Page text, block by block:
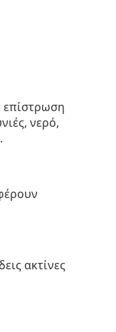
επίστρωση
νερό,
ακτίνες